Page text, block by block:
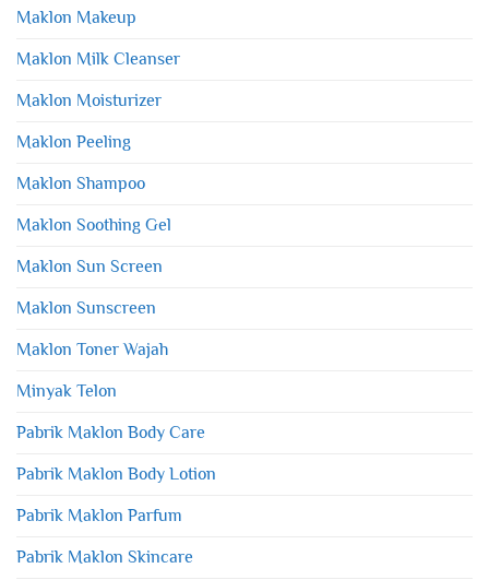
Maklon Makeup
Maklon Milk Cleanser
Maklon Moisturizer
Maklon Peeling
Maklon Shampoo
Maklon Soothing Gel
Maklon Sun Screen
Maklon Sunscreen
Maklon Toner Wajah
Minyak Telon
Pabrik Maklon Body Care
Pabrik Maklon Body Lotion
Pabrik Maklon Parfum
Pabrik Maklon Skincare